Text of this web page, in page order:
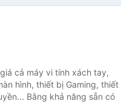
cả máy vi tính xách tay,
hình, thiết bị Gaming, thiết
Bằng khả năng sẵn có